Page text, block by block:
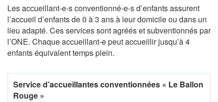
Les accueillant-e-s conventionné-e-s d’enfants assurent
l’accueil d’enfants de 0 à 3 ans à leur domicile ou dans un
lieu adapté. Ces services sont agréés et subventionnés par
l’ONE. Chaque accueillant-e peut accueillir jusqu’à 4
enfants équivalent temps plein.
Service d’accueillantes conventionnées « Le Ballon
Rouge »